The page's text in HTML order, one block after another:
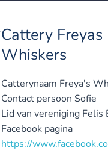
Cattery Freyas
Whiskers
Catterynaam Freya's
Contact persoon Sofie
Lid van vereniging Felis
Facebook pagina
https://